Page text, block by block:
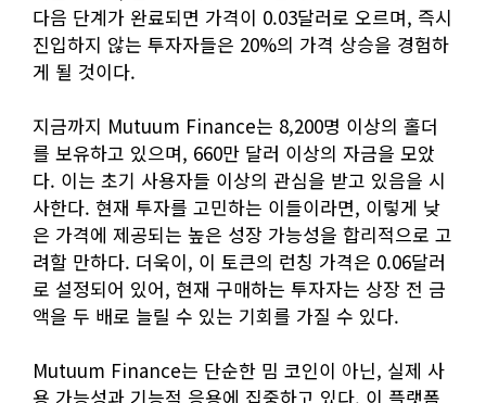
다음 단계가 완료되면 가격이 0.03달러로 오르며, 즉시
진입하지 않는 투자자들은 20%의 가격 상승을 경험하
게 될 것이다.
지금까지 Mutuum Finance는 8,200명 이상의 홀더
를 보유하고 있으며, 660만 달러 이상의 자금을 모았
다. 이는 초기 사용자들 이상의 관심을 받고 있음을 시
사한다. 현재 투자를 고민하는 이들이라면, 이렇게 낮
은 가격에 제공되는 높은 성장 가능성을 합리적으로 고
려할 만하다. 더욱이, 이 토큰의 런칭 가격은 0.06달러
로 설정되어 있어, 현재 구매하는 투자자는 상장 전 금
액을 두 배로 늘릴 수 있는 기회를 가질 수 있다.
Mutuum Finance는 단순한 밈 코인이 아닌, 실제 사
용 가능성과 기능적 응용에 집중하고 있다. 이 플랫폼